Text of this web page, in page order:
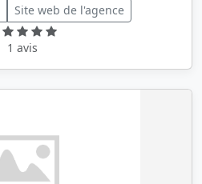
Site web de l'agence
1 avis